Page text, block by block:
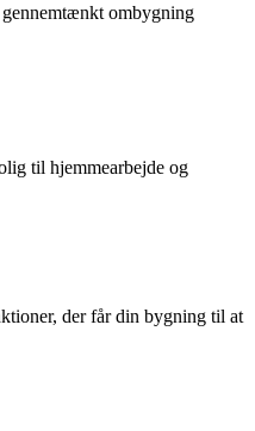
ombygning
til hjemmearbejde og
der får din bygning til at